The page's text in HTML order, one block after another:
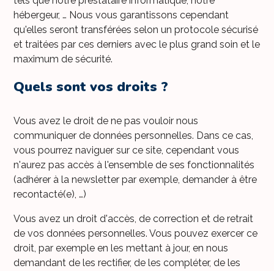
hébergeur, … Nous vous garantissons cependant
qu'elles seront transférées selon un protocole sécurisé
et traitées par ces derniers avec le plus grand soin et le
maximum de sécurité.
Quels sont vos droits ?
Vous avez le droit de ne pas vouloir nous
communiquer de données personnelles. Dans ce cas,
vous pourrez naviguer sur ce site, cependant vous
n'aurez pas accès à l'ensemble de ses fonctionnalités
(adhérer à la newsletter par exemple, demander à être
recontacté(e), …)
Vous avez un droit d'accès, de correction et de retrait
de vos données personnelles. Vous pouvez exercer ce
droit, par exemple en les mettant à jour, en nous
demandant de les rectifier, de les compléter, de les